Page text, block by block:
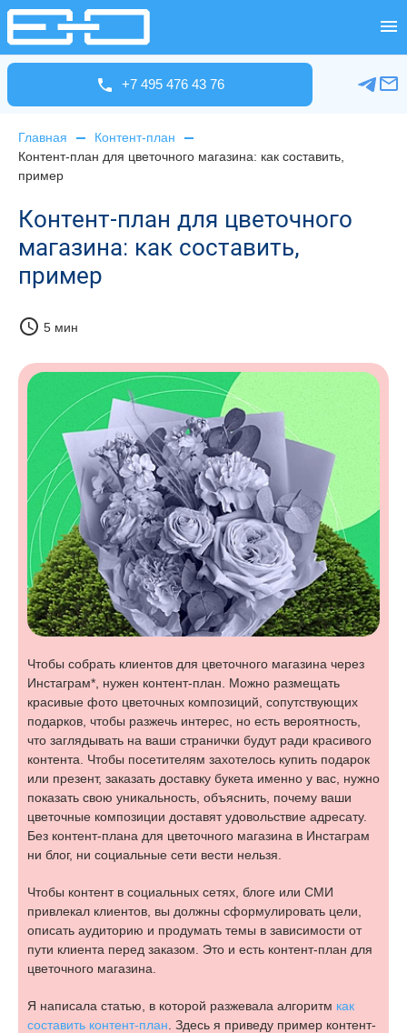
+7 495 476 43 76
Главная
Контент-план
Контент-план для цветочного магазина: как составить,
пример
Контент-план для цветочного
магазина: как составить,
пример
schedule 5 мин
Чтобы собрать клиентов для цветочного магазина через
Инстаграм*, нужен контент-план. Можно размещать
красивые фото цветочных композиций, сопутствующих
подарков, чтобы разжечь интерес, но есть вероятность,
что заглядывать на ваши странички будут ради красивого
контента. Чтобы посетителям захотелось купить подарок
или презент, заказать доставку букета именно у вас, нужно
показать свою уникальность, объяснить, почему ваши
цветочные композиции доставят удовольствие адресату.
Без контент-плана для цветочного магазина в Инстаграм
ни блог, ни социальные сети вести нельзя.
Чтобы контент в социальных сетях, блоге или СМИ
привлекал клиентов, вы должны сформулировать цели,
описать аудиторию и продумать темы в зависимости от
пути клиента перед заказом. Это и есть контент-план для
цветочного магазина.
Я написала статью, в которой разжевала алгоритм как
составить контент-план . Здесь я приведу пример контент-